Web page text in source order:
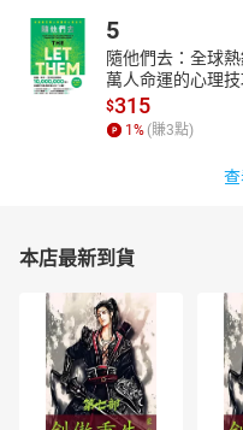
5
隨他們去：全球
萬人命運的心理
書】
$315
1 % (賺3點)
本店最新到貨